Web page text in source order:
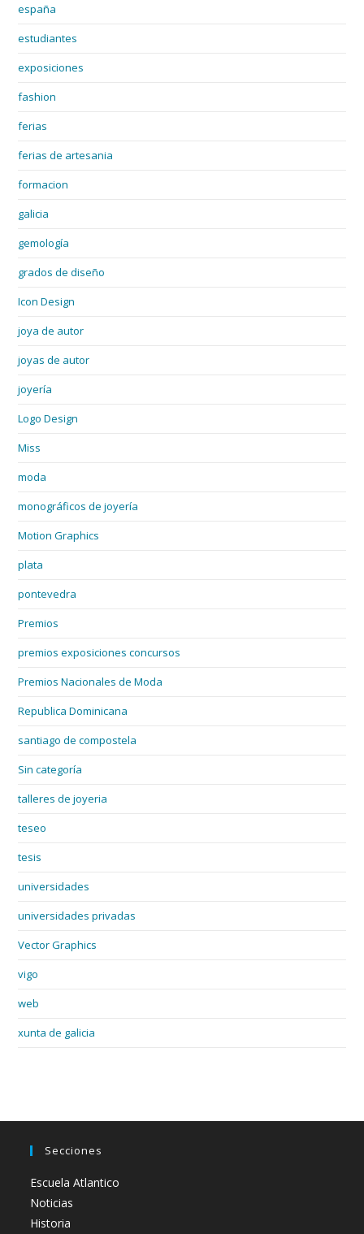
españa
estudiantes
exposiciones
fashion
ferias
ferias de artesania
formacion
galicia
gemología
grados de diseño
Icon Design
joya de autor
joyas de autor
joyería
Logo Design
Miss
moda
monográficos de joyería
Motion Graphics
plata
pontevedra
Premios
premios exposiciones concursos
Premios Nacionales de Moda
Republica Dominicana
santiago de compostela
Sin categoría
talleres de joyeria
teseo
tesis
universidades
universidades privadas
Vector Graphics
vigo
web
xunta de galicia
Secciones
Escuela Atlantico
Noticias
Historia